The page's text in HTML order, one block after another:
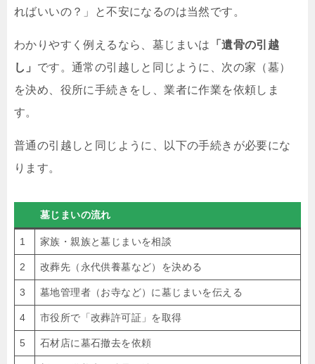
ればいいの？」と不安になるのは当然です。
わかりやすく例えるなら、墓じまいは
「遺骨の引越
し」 です。通常の引越しと同じように、次の家（墓）
を決め、役所に手続きをし、業者に作業を依頼しま
す。
普通の引越しと同じように、以下の手続きが必要にな
ります。
墓じまいの流れ
1 家族・親族と墓じまいを相談
2 改葬先（永代供養墓など）を決める
3 墓地管理者（お寺など）に墓じまいを伝える
4 市役所で「改葬許可証」を取得
5 石材店に墓石撤去を依頼